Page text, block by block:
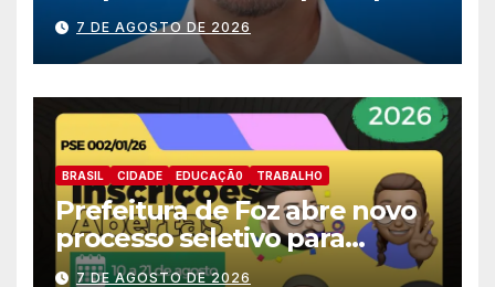
nomes do União Brasil para
deputado estadual
7 DE AGOSTO DE 2026
BRASIL CIDADE EDUCAÇÃ0 TRABALHO
Prefeitura de Foz abre novo
processo seletivo para
estagiários
7 DE AGOSTO DE 2026